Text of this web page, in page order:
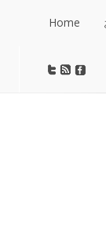
Home
Home